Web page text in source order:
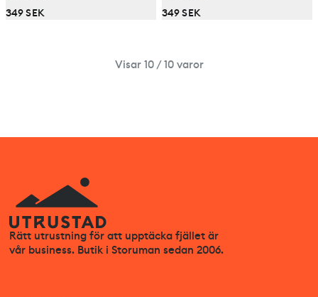
349 SEK
349 SEK
Visar 10 / 10 varor
Rätt utrustning för att upptäcka fjället är
vår business. Butik i Storuman sedan 2006.